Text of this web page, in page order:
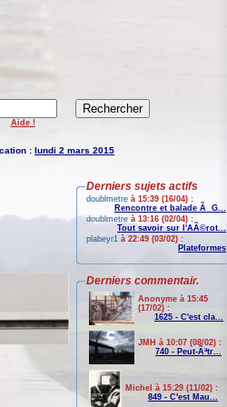
Aide !
: lundi 2 mars 2015
Derniers sujets actifs
doublmetre à 15:39 (16/04) :
Rencontre et balade Ã G...
doublmetre à 13:16 (02/04) :
Tout savoir sur l'AÃ©rot...
plabeyr1 à 22:49 (03/02) :
Plateformes
Derniers commentair.
Anonyme à 15:45
(17/02) :
1625 - C'est cla...
JMH à 10:07 (08/02) :
740 - Peut-Ãªtr...
Michel à 15:29 (11/02) :
849 - C'est Mau...